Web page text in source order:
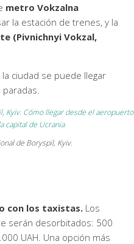
metro Vokzalna
la estación de trenes, y la
(Pivnichnyi Vokzal,
ciudad se puede llegar
de Boryspil, Kyiv.
con los taxistas. Los
serán desorbitados: 500
UAH. Una opción más